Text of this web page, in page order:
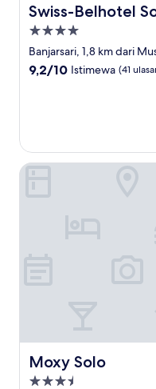
Swiss-Belhotel
Swiss-Belhotel Solo
Properti
bintang
4.0
Banjarsari, 1,8 km dari
9.2
9,2/10 Istimewa (41
Moxy Solo
Moxy Solo
Properti
Moxy Solo